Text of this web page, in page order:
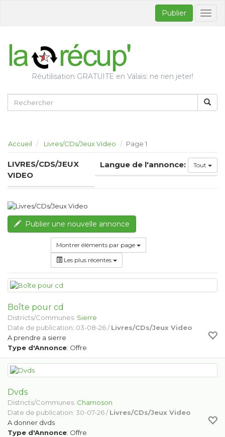
Publier
Réutilisation GRATUITE en Valais: ne rien jeter!
Accueil Livres/CDs/Jeux Video Page 1
LIVRES/CDS/JEUX
VIDEO
Langue de l'annonce: Tout
Publier une nouvelle annonce
Montrer éléments par page
Les plus récentes
Boîte pour cd
Districts/Communes: Sierre
Date de publication: 03-08-26 /Livres/CDs/Jeux Video
A prendre a sierre
Type d'Annonce: Offre
Dvds
Districts/Communes: Chamoson
Date de publication: 30-07-26 /Livres/CDs/Jeux Video
A donner dvds
Type d'Annonce: Offre